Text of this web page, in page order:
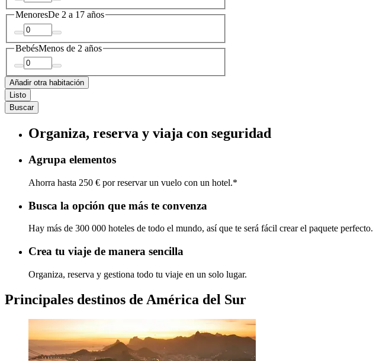
MenoresDe 2 a 17 años
BebésMenos de 2 años
Añadir otra habitación
Listo
Buscar
Organiza, reserva y viaja con seguridad
Agrupa elementos
Ahorra hasta 250 € por reservar un vuelo con un hotel.*
Busca la opción que más te convenza
Hay más de 300 000 hoteles de todo el mundo, así que te será fácil crear el paquete perfecto.
Crea tu viaje de manera sencilla
Organiza, reserva y gestiona todo tu viaje en un solo lugar.
Principales destinos de América del Sur